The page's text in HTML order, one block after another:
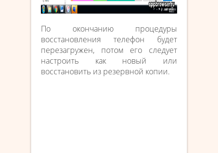
По окончанию процедуры
восстановления телефон будет
перезагружен, потом его следует
настроить как новый или
восстановить из резервной копии.